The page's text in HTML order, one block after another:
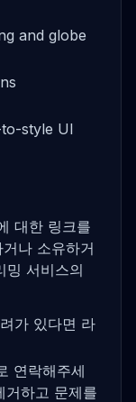
and globe
style UI
대한 링크를
나 소유하거
밍 서비스의
가 있다면 라
연락해주세
거하고 문제를